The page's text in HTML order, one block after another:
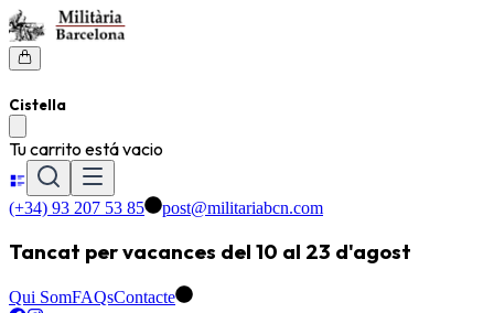
Cistella
Tu carrito está vacio
(+34) 93 207 53 85 post@militariabcn.com
Tancat per vacances del 10 al 23 d'agost
Qui SomFAQsContacte